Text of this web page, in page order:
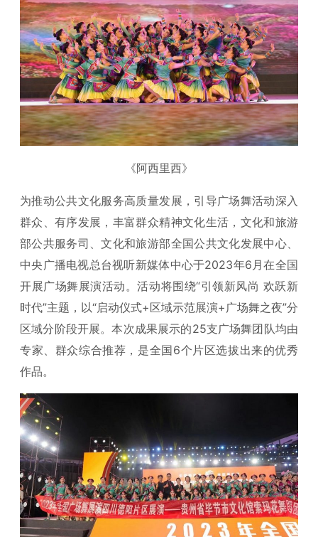
《阿西里西》
为推动公共文化服务高质量发展，引导广场舞活动深入
群众、有序发展，丰富群众精神文化生活，文化和旅游
部公共服务司、文化和旅游部全国公共文化发展中心、
中央广播电视总台视听新媒体中心于2023年6月在全国
开展广场舞展演活动。活动将围绕“引领新风尚 欢跃新
时代”主题，以“启动仪式+区域示范展演+广场舞之夜”分
区域分阶段开展。本次成果展示的25支广场舞团队均由
专家、群众综合推荐，是全国6个片区选拔出来的优秀
作品。